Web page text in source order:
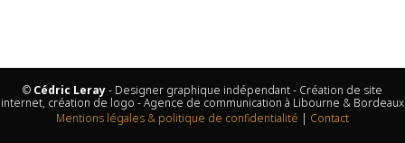
© Cédric Leray- Designer graphique indépendant - Création de site
internet, création de logo - Agence de communication à Libourne & Bordeaux
Mentions légales & politique de confidentialité | Contact